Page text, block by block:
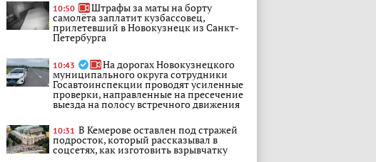
10:50 Штрафы за маты на борту
самолёта заплатит кузбассовец,
прилетевший в Новокузнецк из Санкт-
Петербурга
10:43 На дорогах Новокузнецкого
муниципального округа сотрудники
Госавтоинспекции проводят усиленные
проверки, направленные на пресечение
выезда на полосу встречного движения
10:31 В Кемерове оставлен под стражей
подросток, который рассказывал в
соцсетях, как изготовить взрывчатку